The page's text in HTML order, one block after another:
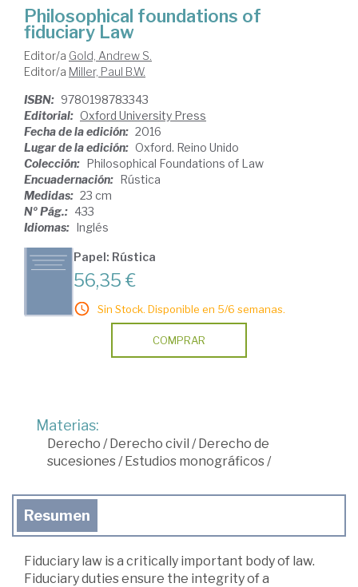
Philosophical foundations of
fiduciary Law
Editor/a Gold, Andrew S.
Editor/a Miller, Paul B.W.
ISBN: 9780198783343
Editorial: Oxford University Press
Fecha de la edición: 2016
Lugar de la edición: Oxford. Reino Unido
Colección: Philosophical Foundations of Law
Encuadernación: Rústica
Medidas: 23 cm
Nº Pág.: 433
Idiomas: Inglés
Papel: Rústica
56,35 €
Sin Stock. Disponible en 5/6 semanas.
COMPRAR
Materias:
Derecho /Derecho civil /Derecho de
sucesiones/Estudios monográficos/
Resumen
Fiduciary law is a critically important body of law.
Fiduciary duties ensure the integrity of a